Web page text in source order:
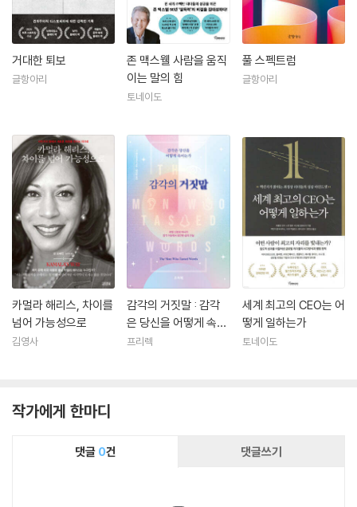
거대한 퇴보
글항아리
존 맥스웰 사람을 움직
이는 말의 힘
토네이도
풀 스펙트럼
글항아리
카멀라 해리스, 차이를
넘어 가능성으로
김영사
감각의 거짓말 : 감각
은 당신을 어떻게 속이
는가
프리렉
세계 최고의 CEO는 어
떻게 일하는가
토네이도
작가에게 한마디
댓글 0건 댓글쓰기